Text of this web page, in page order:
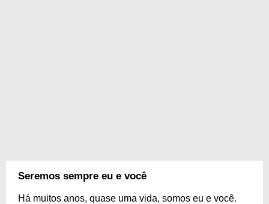
Seremos sempre eu e você
Há muitos anos, quase uma vida, somos eu e você.